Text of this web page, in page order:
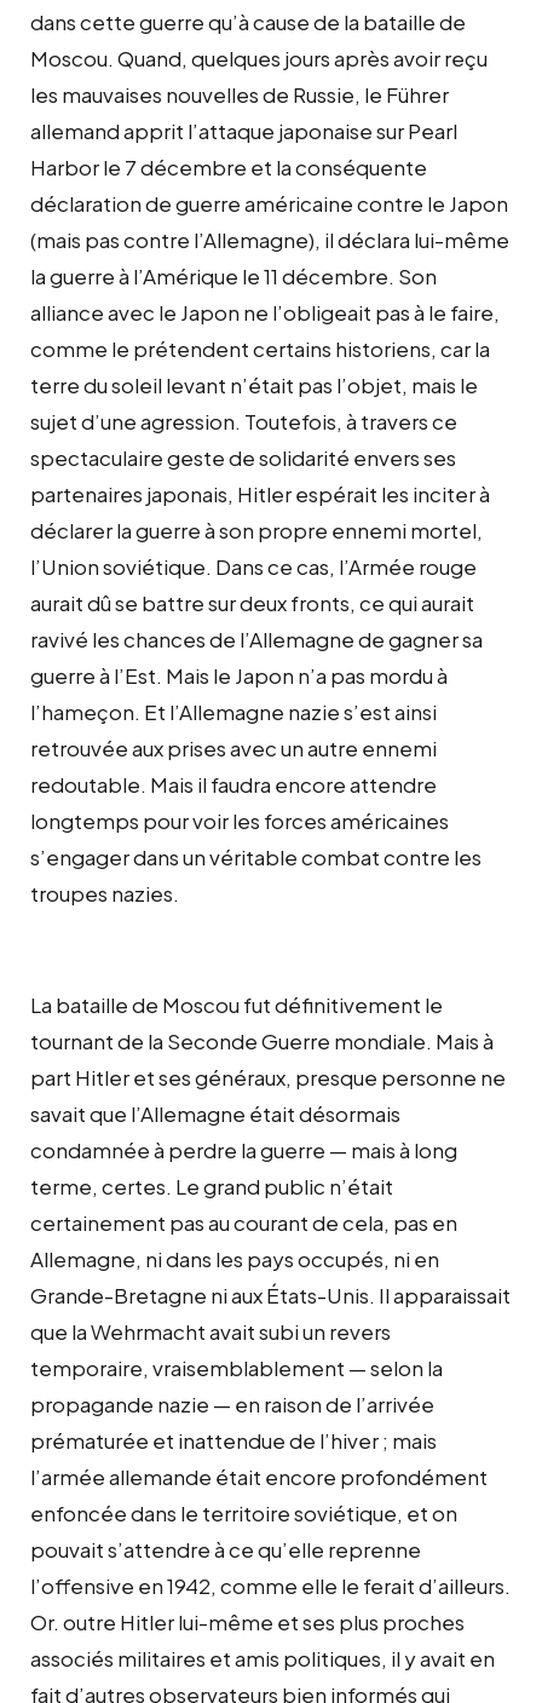
dans cette guerre qu’à cause de la bataille de
Moscou. Quand, quelques jours après avoir reçu
les mauvaises nouvelles de Russie, le Führer
allemand apprit l’attaque japonaise sur Pearl
Harbor le 7 décembre et la conséquente
déclaration de guerre américaine contre le Japon
(mais pas contre l’Allemagne), il déclara lui-même
la guerre à l’Amérique le 11 décembre. Son
alliance avec le Japon ne l’obligeait pas à le faire,
comme le prétendent certains historiens, car la
terre du soleil levant n’était pas l’objet, mais le
sujet d’une agression. Toutefois, à travers ce
spectaculaire geste de solidarité envers ses
partenaires japonais, Hitler espérait les inciter à
déclarer la guerre à son propre ennemi mortel,
l’Union soviétique. Dans ce cas, l’Armée rouge
aurait dû se battre sur deux fronts, ce qui aurait
ravivé les chances de l’Allemagne de gagner sa
guerre à l’Est. Mais le Japon n’a pas mordu à
l’hameçon. Et l’Allemagne nazie s’est ainsi
retrouvée aux prises avec un autre ennemi
redoutable. Mais il faudra encore attendre
longtemps pour voir les forces américaines
s’engager dans un véritable combat contre les
troupes nazies.
La bataille de Moscou fut définitivement le
tournant de la Seconde Guerre mondiale. Mais à
part Hitler et ses généraux, presque personne ne
savait que l’Allemagne était désormais
condamnée à perdre la guerre — mais à long
terme, certes. Le grand public n’était
certainement pas au courant de cela, pas en
Allemagne, ni dans les pays occupés, ni en
Grande-Bretagne ni aux États-Unis. Il apparaissait
que la Wehrmacht avait subi un revers
temporaire, vraisemblablement — selon la
propagande nazie — en raison de l’arrivée
prématurée et inattendue de l’hiver ; mais
l’armée allemande était encore profondément
enfoncée dans le territoire soviétique, et on
pouvait s’attendre à ce qu’elle reprenne
l’offensive en 1942, comme elle le ferait d’ailleurs.
Or. outre Hitler lui-même et ses plus proches
associés militaires et amis politiques, il y avait en
fait d’autres observateurs bien informés qui